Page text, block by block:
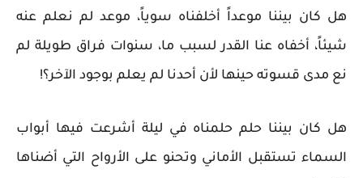
هل كان بيننا موعداً أخلفناه سوياً، موعد لم نعلم عنه
شيئاً، أخفاه عنا القدر لسبب ما، سنوات فراق طويلة لم
نع مدى قسوته حينها لأن أحدنا لم يعلم بوجود الآخر؟!
هل كان بيننا حلم حلمناه في ليلة أشرعت فيها أبواب
السماء تستقبل الأماني وتحنو على الأرواح التي أضناها